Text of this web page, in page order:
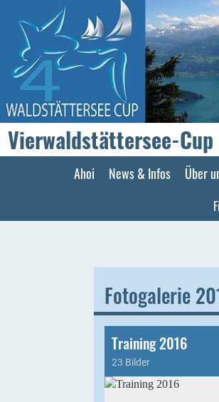
Vierwaldstättersee-Cup
Ahoi News & Infos Über
Fotogalerie
Training 2016
23 Bilder